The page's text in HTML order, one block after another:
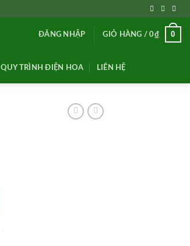
ĐĂNG NHẬP GIỎ HÀNG /0₫ 0
QUY TRÌNH ĐIỆN HOA LIÊN HỆ